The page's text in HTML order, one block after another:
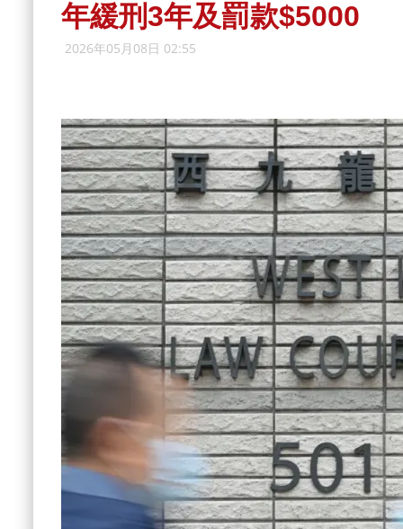
年緩刑3年及罰款$5000
2026年05月08日 02:55